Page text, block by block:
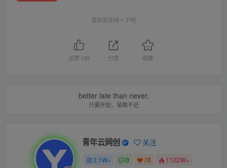
喜欢就支持一下吧
点赞 199 分享 收藏
better late than never.
只要开始，虽晚不迟
青年云网创 关注
2.1W+ 0 78 1122W+